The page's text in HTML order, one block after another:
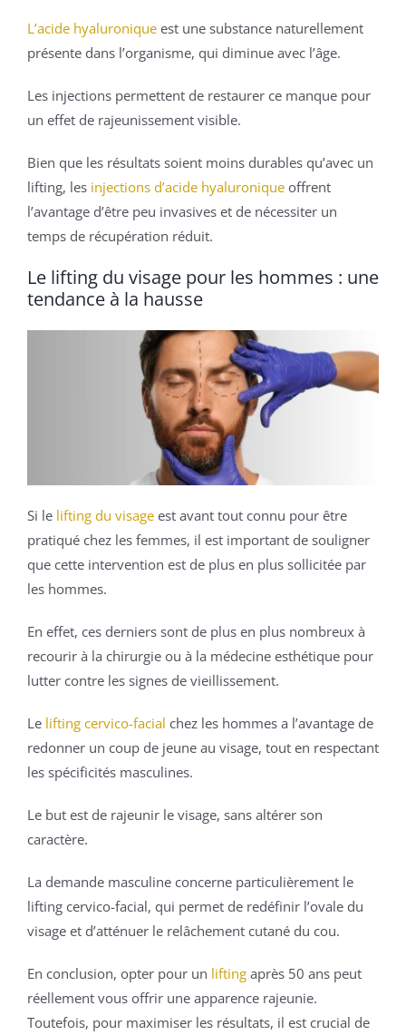
L’acide hyaluronique est une substance naturellement
présente dans l’organisme, qui diminue avec l’âge.
Les injections permettent de restaurer ce manque pour
un effet de rajeunissement visible.
Bien que les résultats soient moins durables qu’avec un
lifting, les injections d’acide hyaluronique offrent
l’avantage d’être peu invasives et de nécessiter un
temps de récupération réduit.
Le lifting du visage pour les hommes : une
tendance à la hausse
Si le lifting du visage est avant tout connu pour être
pratiqué chez les femmes, il est important de souligner
que cette intervention est de plus en plus sollicitée par
les hommes.
En effet, ces derniers sont de plus en plus nombreux à
recourir à la chirurgie ou à la médecine esthétique pour
lutter contre les signes de vieillissement.
Le lifting cervico-facial chez les hommes a l’avantage de
redonner un coup de jeune au visage, tout en respectant
les spécificités masculines.
Le but est de rajeunir le visage, sans altérer son
caractère.
La demande masculine concerne particulièrement le
lifting cervico-facial, qui permet de redéfinir l’ovale du
visage et d’atténuer le relâchement cutané du cou.
En conclusion, opter pour un lifting après 50 ans peut
réellement vous offrir une apparence rajeunie.
Toutefois, pour maximiser les résultats, il est crucial de